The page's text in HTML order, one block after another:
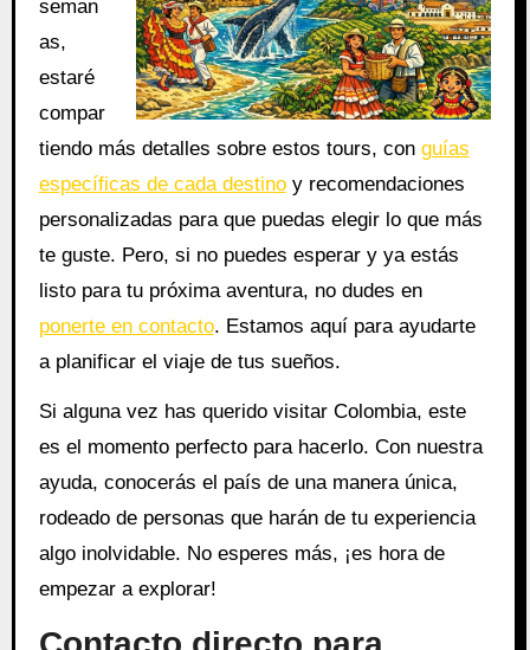
seman
as,
estaré
compar
tiendo más detalles sobre estos tours, con guías
específicas de cada destinoy recomendaciones
personalizadas para que puedas elegir lo que más
te guste. Pero, si no puedes esperar y ya estás
listo para tu próxima aventura, no dudes en
ponerte en contacto. Estamos aquí para ayudarte
a planificar el viaje de tus sueños.
Si alguna vez has querido visitar Colombia, este
es el momento perfecto para hacerlo. Con nuestra
ayuda, conocerás el país de una manera única,
rodeado de personas que harán de tu experiencia
algo inolvidable. No esperes más, ¡es hora de
empezar a explorar!